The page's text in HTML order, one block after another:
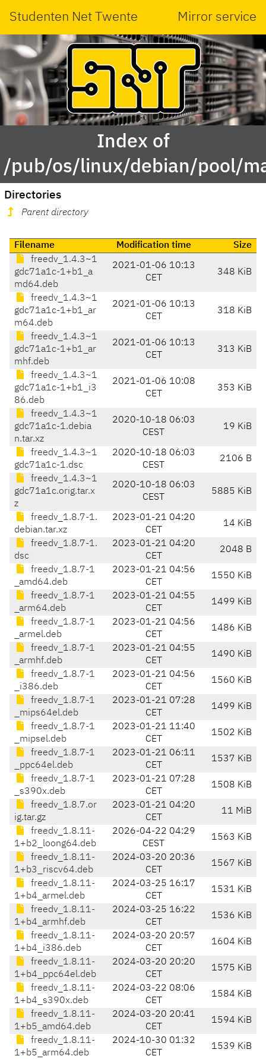
Studenten Net Twente Mirror service
Index of
/pub/os/linux/debian/pool/
Directories
Parent directory
Filename Modification time
Size
freedv_1.4.3~1
gdc71a1c-1+b1_a
md64.deb
2021-01-06 10:13
CET
348 KiB
freedv_1.4.3~1
gdc71a1c-1+b1_ar
m64.deb
2021-01-06 10:13
CET
318 KiB
freedv_1.4.3~1
gdc71a1c-1+b1_ar
mhf.deb
2021-01-06 10:13
CET
313 KiB
freedv_1.4.3~1
gdc71a1c-1+b1_i3
86.deb
2021-01-06 10:08
CET
353 KiB
freedv_1.4.3~1
gdc71a1c-1.debia
n.tar.xz
2020-10-18 06:03
CEST
19 KiB
freedv_1.4.3~1
gdc71a1c-1.dsc
2020-10-18 06:03
CEST
2106 B
freedv_1.4.3~1
gdc71a1c.orig.tar.x
z
2020-10-18 06:03
CEST
5885 KiB
freedv_1.8.7-1.
debian.tar.xz
2023-01-21 04:20
CET
14 KiB
freedv_1.8.7-1.
dsc
2023-01-21 04:20
CET
2048 B
freedv_1.8.7-1
_amd64.deb
2023-01-21 04:56
CET
1550 KiB
freedv_1.8.7-1
_arm64.deb
2023-01-21 04:55
CET
1499 KiB
freedv_1.8.7-1
_armel.deb
2023-01-21 04:56
CET
1486 KiB
freedv_1.8.7-1
_armhf.deb
2023-01-21 04:55
CET
1490 KiB
freedv_1.8.7-1
_i386.deb
2023-01-21 04:56
CET
1560 KiB
freedv_1.8.7-1
_mips64el.deb
2023-01-21 07:28
CET
1499 KiB
freedv_1.8.7-1
_mipsel.deb
2023-01-21 11:40
CET
1502 KiB
freedv_1.8.7-1
_ppc64el.deb
2023-01-21 06:11
CET
1537 KiB
freedv_1.8.7-1
_s390x.deb
2023-01-21 07:28
CET
1508 KiB
freedv_1.8.7.or
ig.tar.gz
2023-01-21 04:20
CET
11 MiB
freedv_1.8.11-
1+b2_loong64.deb
2026-04-22 04:29
CEST
1563 KiB
freedv_1.8.11-
1+b3_riscv64.deb
2024-03-20 20:36
CET
1567 KiB
freedv_1.8.11-
1+b4_armel.deb
2024-03-25 16:17
CET
1531 KiB
freedv_1.8.11-
1+b4_armhf.deb
2024-03-25 16:22
CET
1536 KiB
freedv_1.8.11-
1+b4_i386.deb
2024-03-20 20:57
CET
1604 KiB
freedv_1.8.11-
1+b4_ppc64el.deb
2024-03-20 20:20
CET
1575 KiB
freedv_1.8.11-
1+b4_s390x.deb
2024-03-22 08:06
CET
1584 KiB
freedv_1.8.11-
1+b5_amd64.deb
2024-03-20 20:41
CET
1594 KiB
freedv_1.8.11-
1+b5_arm64.deb
2024-10-30 01:32
CET
1539 KiB